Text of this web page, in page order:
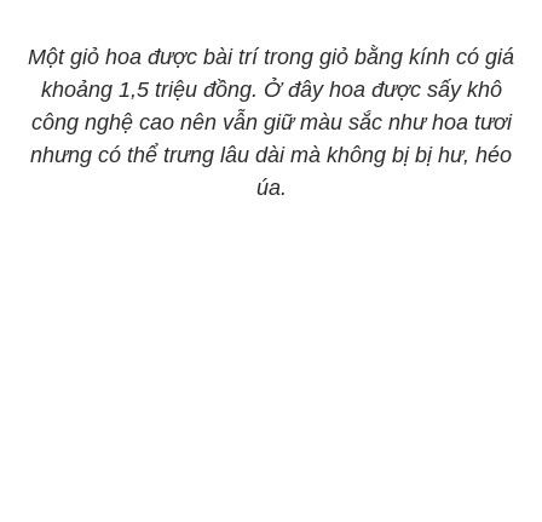
Một giỏ hoa được bài trí trong giỏ bằng kính có giá
khoảng 1,5 triệu đồng. Ở đây hoa được sấy khô
công nghệ cao nên vẫn giữ màu sắc như hoa tươi
nhưng có thể trưng lâu dài mà không bị bị hư, héo
úa.